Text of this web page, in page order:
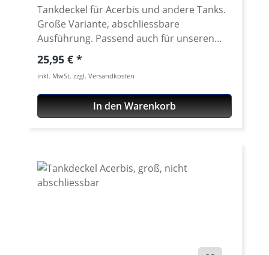
Tankdeckel für Acerbis und andere Tanks.
Große Variante, abschliessbare
Ausführung. Passend auch für unseren
Aluminium Tankstutzen. Alle Modelle mit
integrierter Entlüftung.
Regulärer Preis:
25,95 €
inkl. MwSt. zzgl. Versandkosten
In den Warenkorb